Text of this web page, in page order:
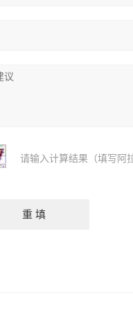
请输入计算结果（填写阿